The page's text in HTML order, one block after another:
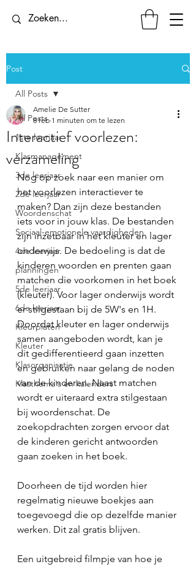
Post
All Posts
1ste leerjaar
Klasmanagement
3de leerjaar
2de leerjaar
Woordenschat
Sociaal-emotionele vaardigheden
4de leerjaar
planningen
5de leerjaar
6de leerjaar
Kleurplaten
Kleuter
Klasorganisatie
Klasthema's en kalenders
All Posts
Interactief voorlezen:
verzameling
Amelie De Sutter
8 feb 1 minuten om te lezen
Nog op zoek naar een manier om
het voorlezen interactiever te
maken? Dan zijn deze bestanden
iets voor in jouw klas. De bestanden
zijn inzetbaar in het kleuter en lager
onderwijs. De bedoeling is dat de
kinderen woorden en prenten gaan
matchen die voorkomen in het boek
(kleuter). Voor lager onderwijs wordt
er stilgestaan bij de 5W's en 1H.
Doordat kleuter en lager onderwijs
samen aangeboden wordt, kan je
dit gedifferentieerd gaan inzetten
en gebruiken naar gelang de noden
van de kinderen. Naast matchen
wordt er uiteraard extra stilgestaan
bij woordenschat. De
zoekopdrachten zorgen ervoor dat
de kinderen gericht antwoorden
gaan zoeken in het boek.
Doorheen de tijd worden hier
regelmatig nieuwe boekjes aan
toegevoegd die op dezelfde manier
werken. Dit zal gratis blijven.
Een uitgebreid filmpje van hoe je